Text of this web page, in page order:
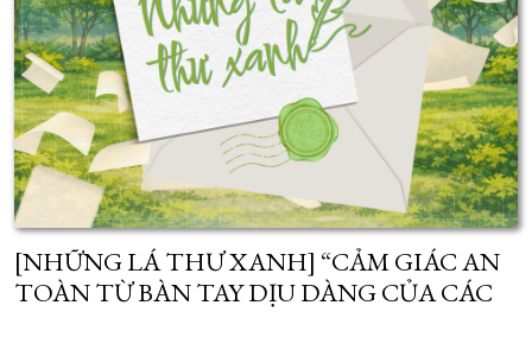
[NHỮNG LÁ THƯ XANH] “CẢM GIÁC AN
TOÀN TỪ BÀN TAY DỊU DÀNG CỦA CÁC